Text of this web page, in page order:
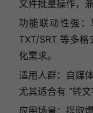
文件批量操作，
功能联动性强
TXT/SRT 等多
化需求。
适用人群：自媒
尤其适合有 “转